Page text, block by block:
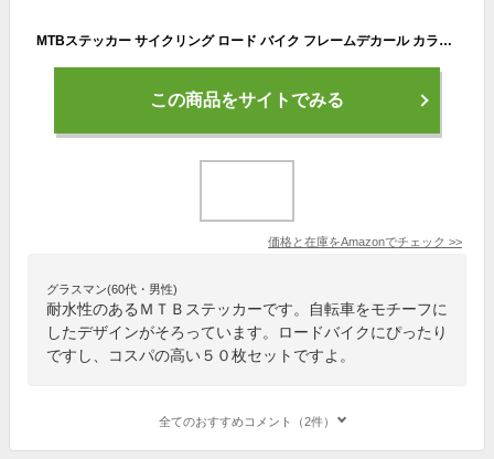
MTBステッカー サイクリング ロード バイク フレームデカール カラフル自転車ヘルメットシール 50枚セット
この商品をサイトでみる
価格と在庫をAmazonでチェック >>
グラスマン(60代・男性)
耐水性のあるＭＴＢステッカーです。自転車をモチーフに
したデザインがそろっています。ロードバイクにぴったり
ですし、コスパの高い５０枚セットですよ。
全てのおすすめコメント（2件）